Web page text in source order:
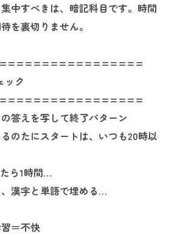
中すべきは、暗記科目です。時間
を裏切りません。
ック
答えを写して終了パターン
のたにスタートは、いつも20時以
ら1時間…
漢字と単語で埋める…
＝不快